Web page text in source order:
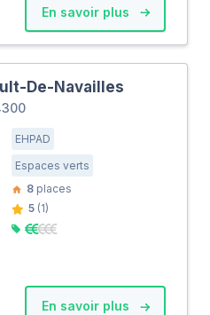
En savoir plus
De-Navailles
EHPAD
Espaces verts
8 places
5 (1)
En savoir plus